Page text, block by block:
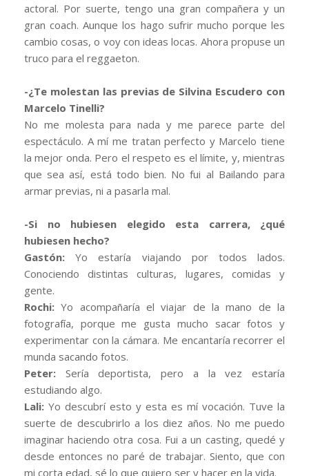
actoral. Por suerte, tengo una gran compañera y un
gran coach. Aunque los hago sufrir mucho porque les
cambio cosas, o voy con ideas locas. Ahora propuse un
truco para el reggaeton.
-¿Te molestan las previas de Silvina Escudero con
Marcelo Tinelli?
No me molesta para nada y me parece parte del
espectáculo. A mí me tratan perfecto y Marcelo tiene
la mejor onda. Pero el respeto es el límite, y, mientras
que sea así, está todo bien. No fui al Bailando para
armar previas, ni a pasarla mal.
-Si no hubiesen elegido esta carrera, ¿qué
hubiesen hecho?
Gastón: Yo estaría viajando por todos lados.
Conociendo distintas culturas, lugares, comidas y
gente.
Rochi: Yo acompañaría el viajar de la mano de la
fotografía, porque me gusta mucho sacar fotos y
experimentar con la cámara. Me encantaría recorrer el
munda sacando fotos.
Peter: Sería deportista, pero a la vez estaría
estudiando algo.
Lali: Yo descubrí esto y esta es mí vocación. Tuve la
suerte de descubrirlo a los diez años. No me puedo
imaginar haciendo otra cosa. Fui a un casting, quedé y
desde entonces no paré de trabajar. Siento, que con
mi corta edad, sé lo que quiero ser y hacer en la vida.